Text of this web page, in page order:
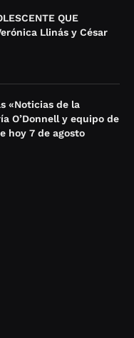
QUE
Llinás y César
«Noticias de la
O’Donnell y equipo de
hoy 7 de agosto